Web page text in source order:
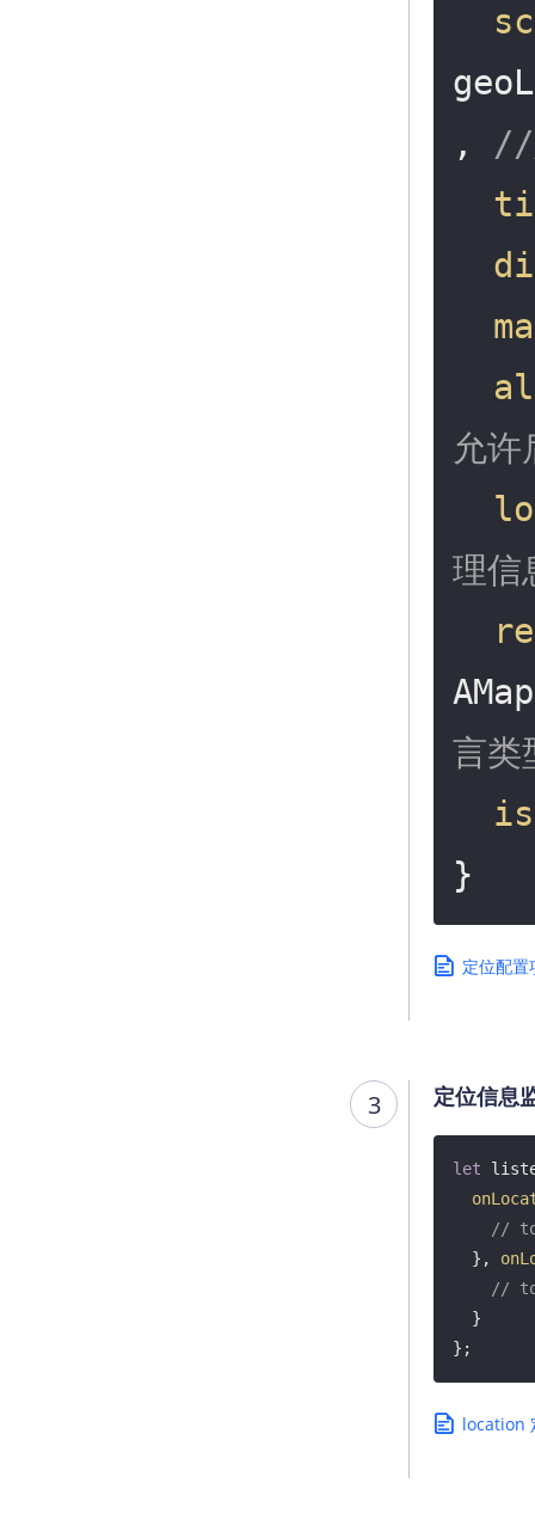
, //
允许
理信
言类
}
定位配置
3 定位信息
let
//
  },
//
};
location